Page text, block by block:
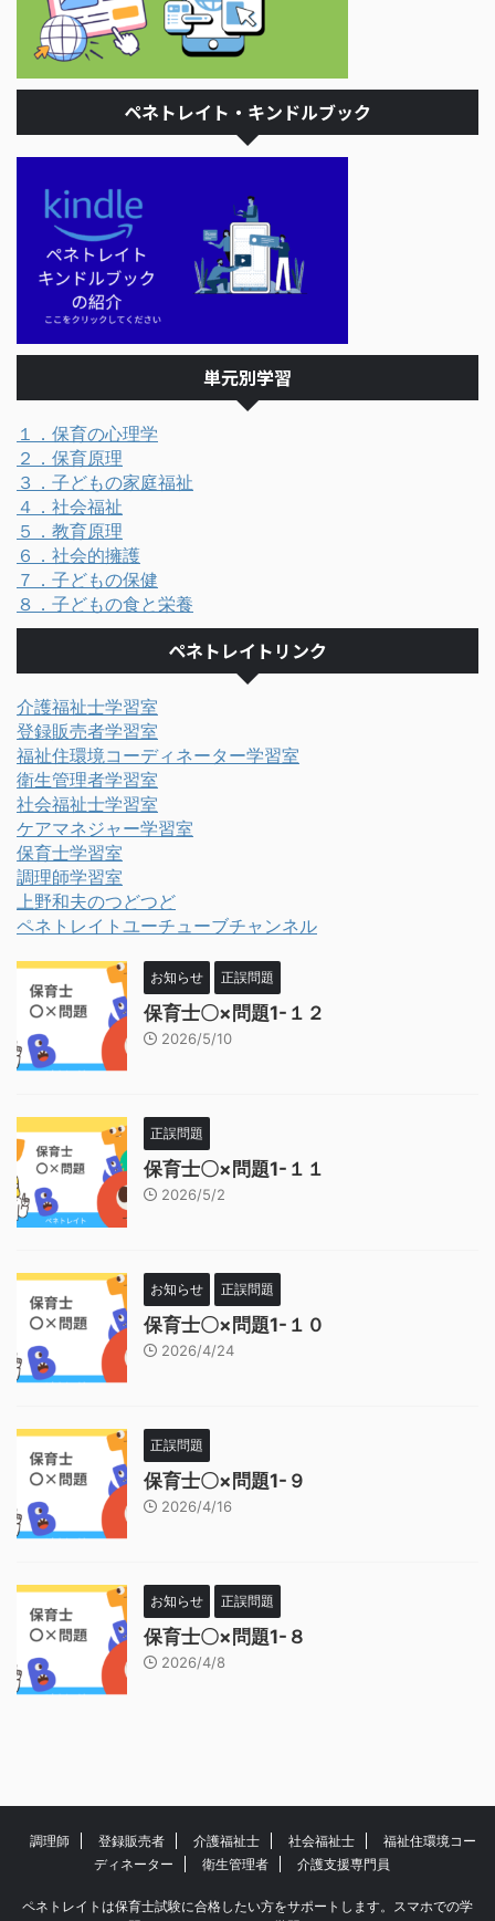
ペネトレイト・キンドルブック
単元別学習
１．保育の心理学
２．保育原理
３．子どもの家庭福祉
４．社会福祉
５．教育原理
６．社会的擁護
７．子どもの保健
８．子どもの食と栄養
ペネトレイトリンク
介護福祉士学習室
登録販売者学習室
福祉住環境コーディネーター学習室
衛生管理者学習室
社会福祉士学習室
ケアマネジャー学習室
保育士学習室
調理師学習室
上野和夫のつどつど
ペネトレイトユーチューブチャンネル
お知らせ 正誤問題
保育士〇×問題1-１２
2026/5/10
正誤問題
保育士〇×問題1-１１
2026/5/2
お知らせ 正誤問題
保育士〇×問題1-１０
2026/4/24
正誤問題
保育士〇×問題1-９
2026/4/16
お知らせ 正誤問題
保育士〇×問題1-８
2026/4/8
調理師 登録販売者 介護福祉士 社会福祉士
福祉住環境コー
ディネーター
衛生管理者 介護支援専門員
ペネトレイトは保育士試験に合格したい方をサポートします。スマホでの学